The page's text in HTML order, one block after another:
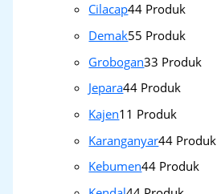
Cilacap44 Produk
Demak55 Produk
Grobogan33 Produk
Jepara44 Produk
Kajen1 1 Produk
Karanganyar44 Produk
Kebumen44 Produk